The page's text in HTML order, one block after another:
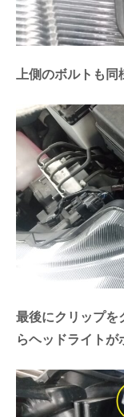
上側のボルトも
最後にクリップを
らヘッドライトが